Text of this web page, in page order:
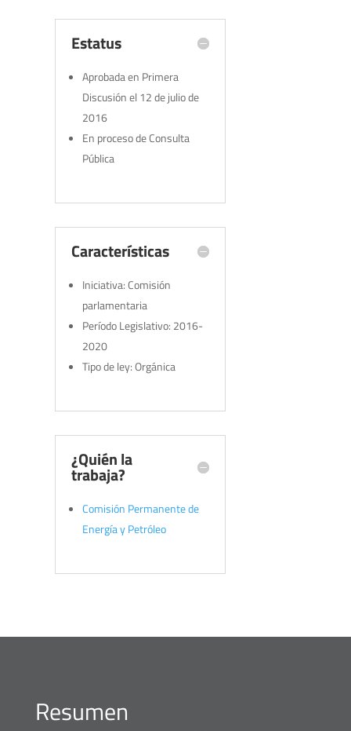
Estatus
Aprobada en Primera
Discusión el 12 de julio de
2016
En proceso de Consulta
Pública
Características
Iniciativa: Comisión
parlamentaria
Período Legislativo: 2016-
2020
Tipo de ley: Orgánica
¿Quién la
trabaja?
Comisión Permanente de
Energía y Petróleo
Resumen